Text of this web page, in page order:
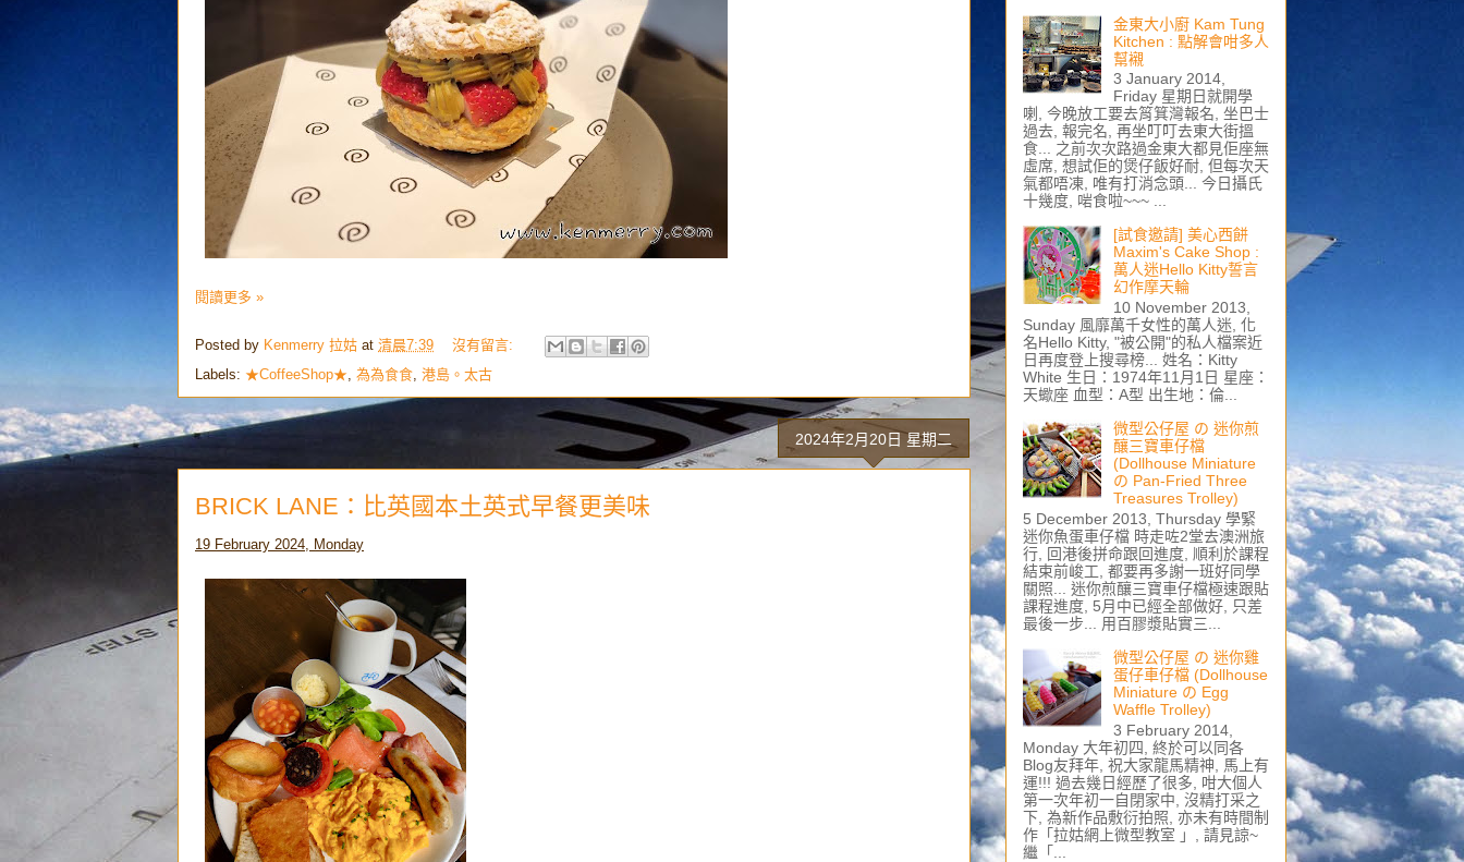
閱讀更多 »
Posted by Kenmerry 拉姑 at 清晨7:39
沒有留言:
Labels: ★CoffeeShop★ 為為食食 港島。太古
2024年2月20日 星期二
BRICK LANE：比英國本土英式早餐更美味
19 February 2024, Monday
金東大小廚 Kam Tung
Kitchen : 點解會咁多人
幫襯
3 January 2014,
Friday 星期日就開學
喇, 今晚放工要去筲箕灣報名, 坐巴士
過去, 報完名, 再坐叮叮去東大街搵
食... 之前次次路過金東大都見佢座無
虛席, 想試佢的煲仔飯好耐, 但每次天
氣都唔凍, 唯有打消念頭... 今日攝氏
十幾度, 啱食啦~~~ ...
[試食邀請] 美心西餅
Maxim's Cake Shop :
萬人迷Hello Kitty誓言
幻作摩天輪
10 November 2013,
Sunday 風靡萬千女性的萬人迷, 化
名Hello Kitty, "被公開"的私人檔案近
日再度登上搜尋榜... 姓名：Kitty
White 生日：1974年11月1日 星座：
天蠍座 血型：A型 出生地：倫...
微型公仔屋 の 迷你煎
釀三寶車仔檔
(Dollhouse Miniature
の Pan-Fried Three
Treasures Trolley)
5 December 2013, Thursday 學緊
迷你魚蛋車仔檔 時走咗2堂去澳洲旅
行, 回港後拼命跟回進度, 順利於課程
結束前峻工, 都要再多謝一班好同學
關照... 迷你煎釀三寶車仔檔極速跟貼
課程進度, 5月中已經全部做好, 只差
最後一步... 用百膠漿貼實三...
微型公仔屋 の 迷你雞
蛋仔車仔檔 (Dollhouse
Miniature の Egg
Waffle Trolley)
3 February 2014,
Monday 大年初四, 終於可以同各
Blog友拜年, 祝大家龍馬精神, 馬上有
運!!! 過去幾日經歷了很多, 咁大個人
第一次年初一自閉家中, 沒精打采之
下, 為新作品敷衍拍照, 亦未有時間制
作「拉姑網上微型教室 」, 請見諒~
繼「...